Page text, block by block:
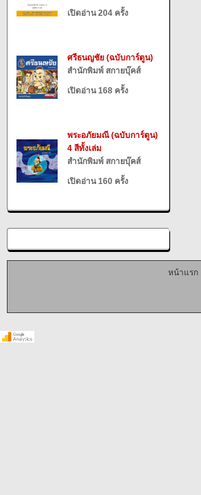
เปิดอ่าน 204 ครั้ง
ศรีธนญชัย (ฉบับการ์ตูน)
สำนักพิมพ์ สกายบุ๊คส์
เปิดอ่าน 168 ครั้ง
พระอภัยมณี (ฉบับการ์ตูน)
4 สีทั้งเล่ม
สำนักพิมพ์ สกายบุ๊คส์
เปิดอ่าน 160 ครั้ง
หน้าแรก|